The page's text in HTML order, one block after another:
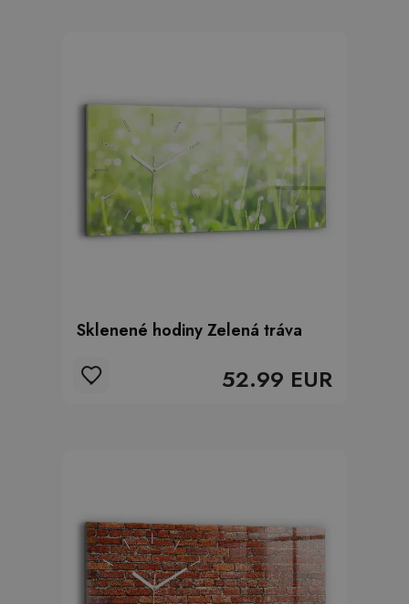
Sklenené hodiny Zelená tráva
52.99 EUR